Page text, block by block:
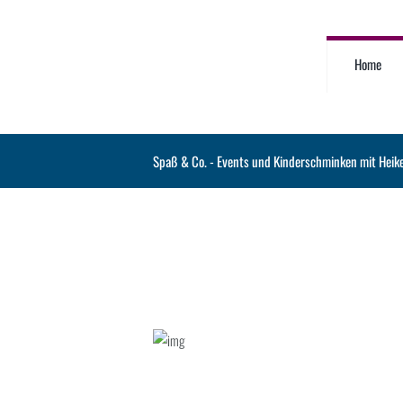
Home
Spaß & Co. - Events und Kinderschminken mit